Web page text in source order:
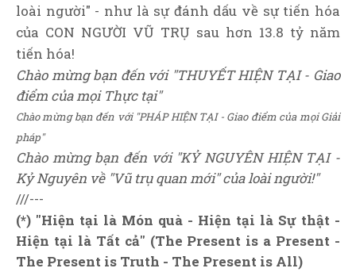
loài người" - như là sự đánh dấu về sự tiến hóa
của CON NGƯỜI VŨ TRỤ sau hơn 13.8 tỷ năm
tiến hóa!
Chào mừng bạn đến với "THUYẾT HIỆN TẠI - Giao
điểm của mọi Thực tại"
Chào mừng bạn đến với "PHÁP HIỆN TẠI - Giao điểm của mọi Giải
pháp"
Chào mừng bạn đến với "KỶ NGUYÊN HIỆN TẠI -
Kỷ Nguyên về "Vũ trụ quan mới" của loài người!"
///---
(*) "Hiện tại là Món quà - Hiện tại là Sự thật -
Hiện tại là Tất cả" (The Present is a Present -
The Present is Truth - The Present is All)